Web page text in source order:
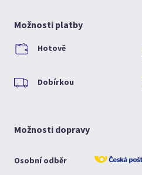
Možnosti platby
Hotově
Dobírkou
Možnosti dopravy
Osobní odběr